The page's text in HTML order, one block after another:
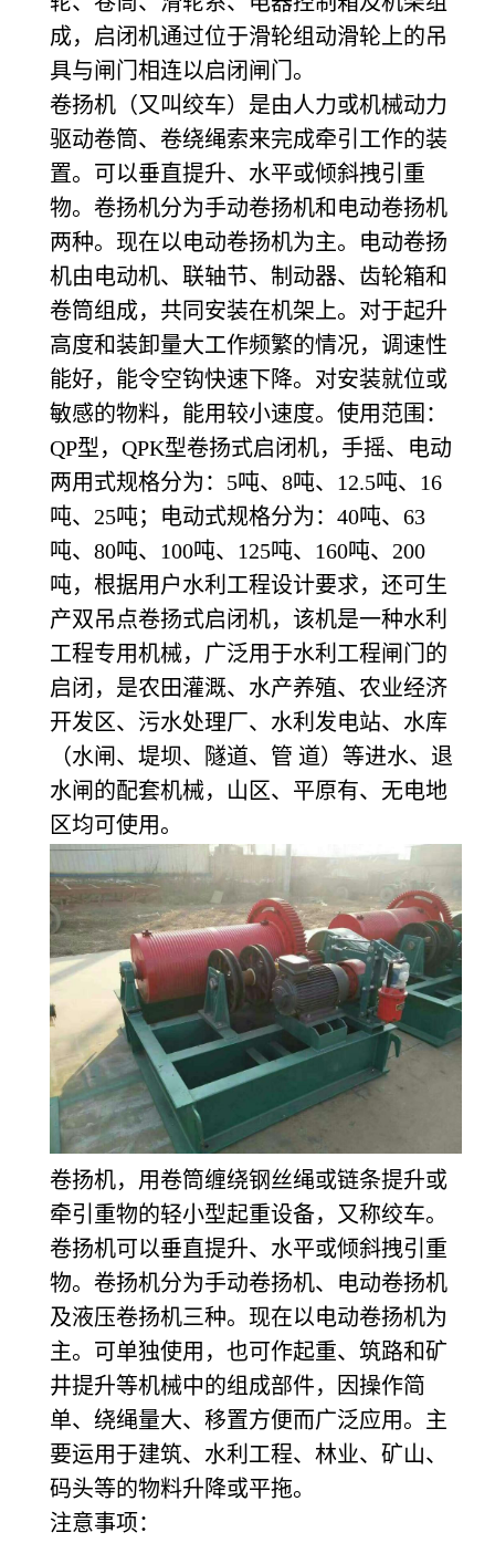
成，启闭机通过位于滑轮组动滑轮上的吊
具与闸门相连以启闭闸门。
卷扬机（又叫绞车）是由人力或机械动力
驱动卷筒、卷绕绳索来完成牵引工作的装
置。可以垂直提升、水平或倾斜拽引重
物。卷扬机分为手动卷扬机和电动卷扬机
两种。现在以电动卷扬机为主。电动卷扬
机由电动机、联轴节、制动器、齿轮箱和
卷筒组成，共同安装在机架上。对于起升
高度和装卸量大工作频繁的情况，调速性
能好，能令空钩快速下降。对安装就位或
敏感的物料，能用较小速度。使用范围：
QP型，QPK型卷扬式启闭机，手摇、电动
两用式规格分为：5吨、8吨、12.5吨、16
吨、25吨；电动式规格分为：40吨、63
吨、80吨、100吨、125吨、160吨、200
吨，根据用户水利工程设计要求，还可生
产双吊点卷扬式启闭机，该机是一种水利
工程专用机械，广泛用于水利工程闸门的
启闭，是农田灌溉、水产养殖、农业经济
开发区、污水处理厂、水利发电站、水库
（水闸、堤坝、隧道、管 道）等进水、退
水闸的配套机械，山区、平原有、无电地
区均可使用。
卷扬机，用卷筒缠绕钢丝绳或链条提升或
牵引重物的轻小型起重设备，又称绞车。
卷扬机可以垂直提升、水平或倾斜拽引重
物。卷扬机分为手动卷扬机、电动卷扬机
及液压卷扬机三种。现在以电动卷扬机为
主。可单独使用，也可作起重、筑路和矿
井提升等机械中的组成部件，因操作简
单、绕绳量大、移置方便而广泛应用。主
要运用于建筑、水利工程、林业、矿山、
码头等的物料升降或平拖。
注意事项：